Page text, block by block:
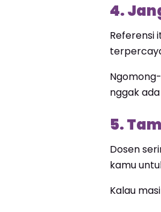
4.
Referensi
nggak
5.
Dosen
kamu
Kalau